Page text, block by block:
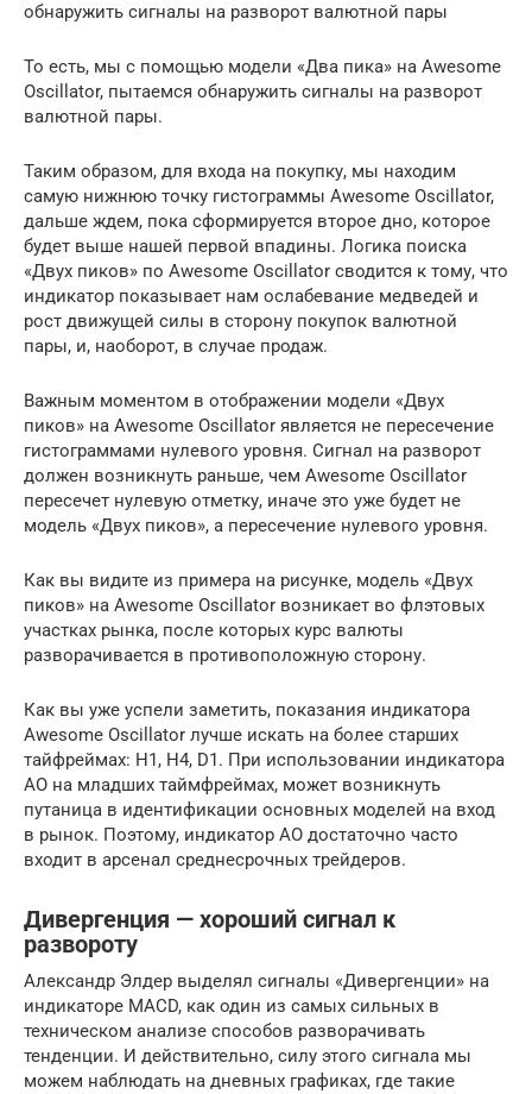
обнаружить сигналы на разворот валютной пары
То есть, мы с помощью модели «Два пика» на Awesome
Oscillator, пытаемся обнаружить сигналы на разворот
валютной пары.
Таким образом, для входа на покупку, мы находим
самую нижнюю точку гистограммы Awesome Oscillator,
дальше ждем, пока сформируется второе дно, которое
будет выше нашей первой впадины. Логика поиска
«Двух пиков» по Awesome Oscillator сводится к тому, что
индикатор показывает нам ослабевание медведей и
рост движущей силы в сторону покупок валютной
пары, и, наоборот, в случае продаж.
Важным моментом в отображении модели «Двух
пиков» на Awesome Oscillator является не пересечение
гистограммами нулевого уровня. Сигнал на разворот
должен возникнуть раньше, чем Awesome Oscillator
пересечет нулевую отметку, иначе это уже будет не
модель «Двух пиков», а пересечение нулевого уровня.
Как вы видите из примера на рисунке, модель «Двух
пиков» на Awesome Oscillator возникает во флэтовых
участках рынка, после которых курс валюты
разворачивается в противоположную сторону.
Как вы уже успели заметить, показания индикатора
Awesome Oscillator лучше искать на более старших
тайфреймах: Н1, Н4, D1. При использовании индикатора
АО на младших таймфреймах, может возникнуть
путаница в идентификации основных моделей на вход
в рынок. Поэтому, индикатор АО достаточно часто
входит в арсенал среднесрочных трейдеров.
Дивергенция — хороший сигнал к
развороту
Александр Элдер выделял сигналы «Дивергенции» на
индикаторе MACD, как один из самых сильных в
техническом анализе способов разворачивать
тенденции. И действительно, силу этого сигнала мы
можем наблюдать на дневных графиках, где такие